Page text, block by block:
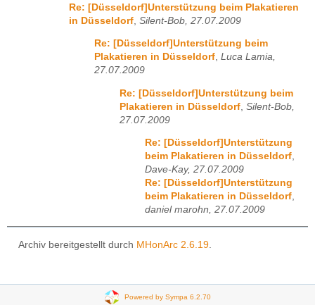
Re: [Düsseldorf]Unterstützung beim Plakatieren
in Düsseldorf Silent-Bob, 27.07.2009
Re: [Düsseldorf]Unterstützung beim
Plakatieren in Düsseldorf, Luca Lamia,
27.07.2009
Re: [Düsseldorf]Unterstützung beim
Plakatieren in Düsseldorf Silent-Bob,
27.07.2009
Re: [Düsseldorf]Unterstützung
beim Plakatieren in Düsseldorf,
Dave-Kay, 27.07.2009
Re: [Düsseldorf]Unterstützung
beim Plakatieren in Düsseldorf,
daniel marohn, 27.07.2009
Archiv bereitgestellt durch MHonArc 2.6.19
Powered by Sympa 6.2.70